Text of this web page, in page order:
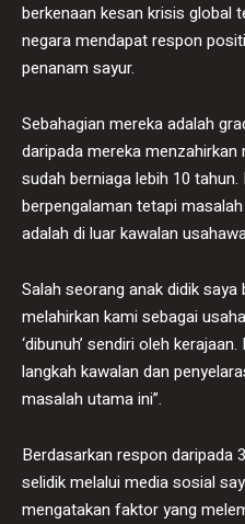
berkenaan kesan krisis global
negara mendapat respon
penanam sayur.
Sebahagian mereka adalah
daripada mereka
sudah berniaga lebih 10
berpengalaman tetapi
adalah di luar kawalan
Salah seorang anak didik saya
melahirkan kami sebagai
‘dibunuh’ sendiri oleh
langkah kawalan dan
masalah utama ini”.
Berdasarkan respon daripada
selidik melalui media sosial
mengatakan faktor yang